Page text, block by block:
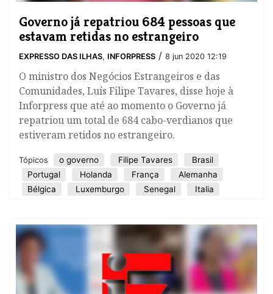
Governo já repatriou 684 pessoas que
estavam retidas no estrangeiro
EXPRESSO DAS ILHAS, INFORPRESS / 8 jun 2020 12:19
O ministro dos Negócios Estrangeiros e das
Comunidades, Luís Filipe Tavares, disse hoje à
Inforpress que até ao momento o Governo já
repatriou um total de 684 cabo-verdianos que
estiveram retidos no estrangeiro.
Tópicos o governo Filipe Tavares
Brasil
Portugal
Holanda França
Alemanha
Bélgica
Luxemburgo Senegal Italia